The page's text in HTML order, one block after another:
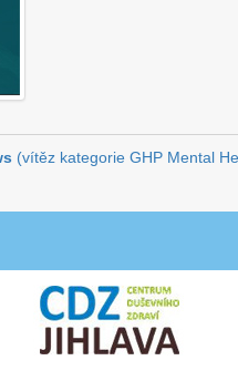
(vítěz kategorie GHP Mental